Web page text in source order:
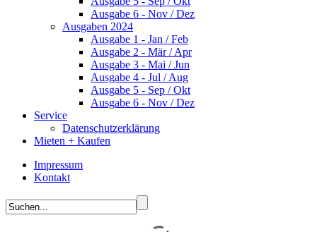
Ausgabe 6 - Nov / Dez
Ausgaben 2024
Ausgabe 1 - Jan / Feb
Ausgabe 2 - Mär / Apr
Ausgabe 3 - Mai / Jun
Ausgabe 4 - Jul / Aug
Ausgabe 5 - Sep / Okt
Ausgabe 6 - Nov / Dez
Service
Datenschutzerklärung
Mieten + Kaufen
Impressum
Kontakt